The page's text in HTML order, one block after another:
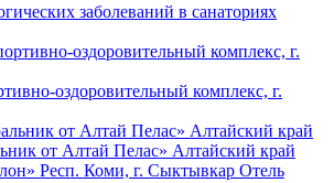
заболеваний в санаториях
оздоровительный комплекс, г.
от Алтай Пелас» Алтайский край
Отель